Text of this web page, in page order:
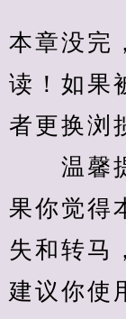
本章没完
读！如果
者更换浏
温馨提
果你觉得
失和转马
建议你使